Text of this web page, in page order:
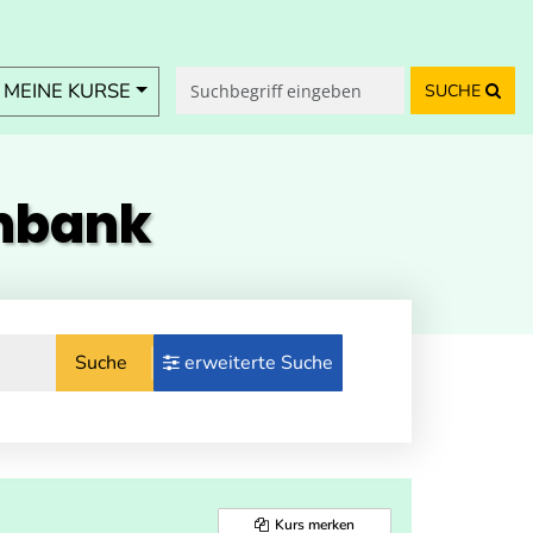
KURSE SUCHE
Suche erweiterte Suche
Kurs merken